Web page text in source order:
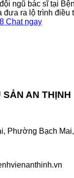
ngũ bác sĩ tại
đưa ra lộ trình điều
Chat ngay
SẢN AN THỊNH
Phường Bạch